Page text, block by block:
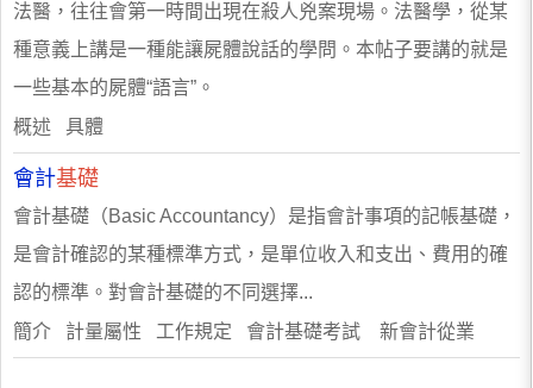
法醫，往往會第一時間出現在殺人兇案現場。法醫學，從某
種意義上講是一種能讓屍體說話的學問。本帖子要講的就是
一些基本的屍體“語言”。
概述 具體
會計基礎
會計基礎（Basic Accountancy）是指會計事項的記帳基礎，
是會計確認的某種標準方式，是單位收入和支出、費用的確
認的標準。對會計基礎的不同選擇...
簡介 計量屬性 工作規定 會計基礎考試 新會計從業